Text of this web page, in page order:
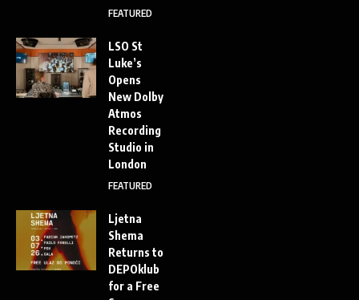
FEATURED
LSO St
Luke’s
Opens
New Dolby
Atmos
Recording
Studio in
London
FEATURED
Ljetna
Shema
Returns to
DEPOklub
for a Free